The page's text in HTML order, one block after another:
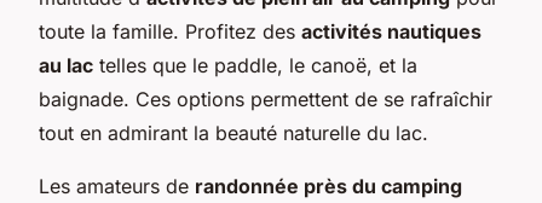
toute la famille. Profitez des activités nautiques
au lac telles que le paddle, le canoë, et la
baignade. Ces options permettent de se rafraîchir
tout en admirant la beauté naturelle du lac.
Les amateurs de randonnée près du camping